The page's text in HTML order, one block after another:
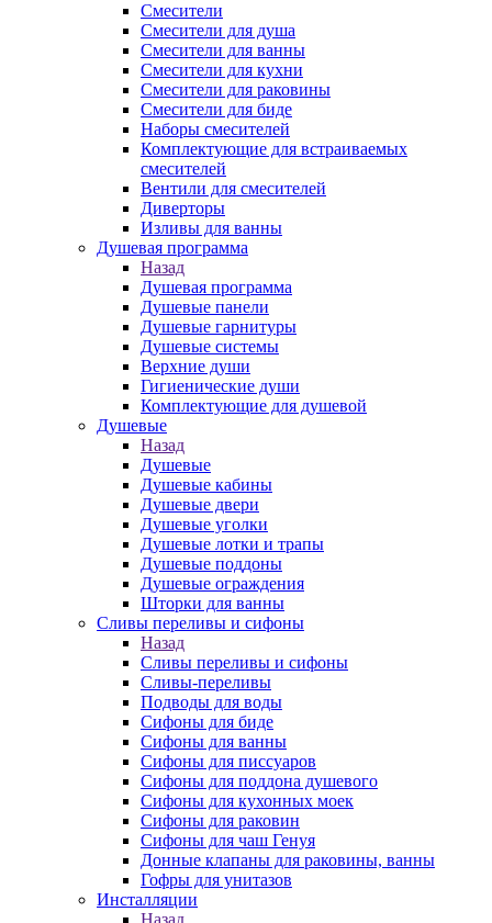
Смесители
Смесители для душа
Смесители для ванны
Смесители для кухни
Смесители для раковины
Смесители для биде
Наборы смесителей
Комплектующие для встраиваемых
смесителей
Вентили для смесителей
Диверторы
Изливы для ванны
Душевая программа
Назад
Душевая программа
Душевые панели
Душевые гарнитуры
Душевые системы
Верхние души
Гигиенические души
Комплектующие для душевой
Душевые
Назад
Душевые
Душевые кабины
Душевые двери
Душевые уголки
Душевые лотки и трапы
Душевые поддоны
Душевые ограждения
Шторки для ванны
Сливы переливы и сифоны
Назад
Сливы переливы и сифоны
Сливы-переливы
Подводы для воды
Сифоны для биде
Сифоны для ванны
Сифоны для писсуаров
Сифоны для поддона душевого
Сифоны для кухонных моек
Сифоны для раковин
Сифоны для чаш Генуя
Донные клапаны для раковины, ванны
Гофры для унитазов
Инсталляции
Назад